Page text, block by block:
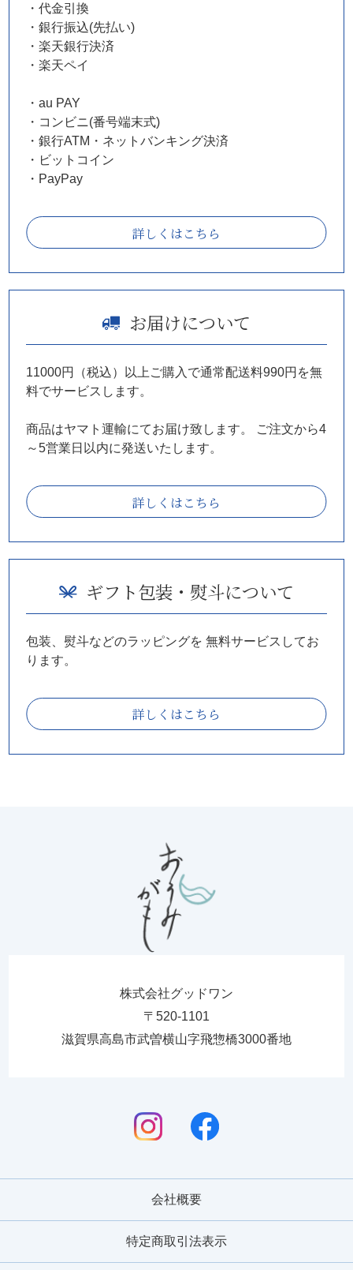
・代金引換
・銀行振込(先払い)
・楽天銀行決済
・楽天ペイ
・au PAY
・コンビニ(番号端末式)
・銀行ATM・ネットバンキング決済
・ビットコイン
・PayPay
詳しくはこちら
お届けについて
11000円（税込）以上ご購入で通常配送料990円を無
料でサービスします。
商品はヤマト運輸にてお届け致します。
ご注文から4
～5営業日以内に発送いたします。
詳しくはこちら
ギフト包装・熨斗について
包装、熨斗などのラッピングを 無料サービスしてお
ります。
詳しくはこちら
株式会社グッドワン
〒520-1101
滋賀県高島市武曽横山字飛惣橋3000番地
会社概要
特定商取引法表示